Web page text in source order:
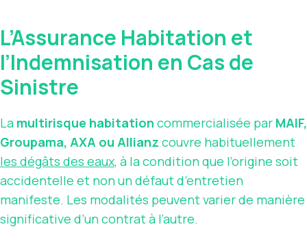
L’Assurance Habitation et
l’Indemnisation en Cas de
Sinistre
La multirisque habitation commercialisée par MAIF,
Groupama, AXA ou Allianz couvre habituellement
les dégâts des eaux, à la condition que l’origine soit
accidentelle et non un défaut d’entretien
manifeste. Les modalités peuvent varier de manière
significative d’un contrat à l’autre.